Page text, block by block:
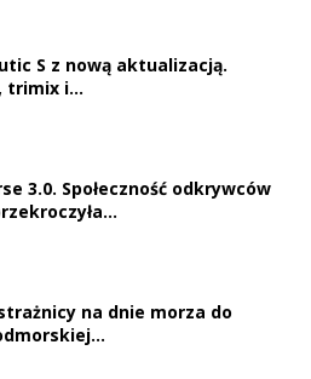
S z nową aktualizacją.
trimix i…
3.0. Społeczność odkrywców
na dnie morza do